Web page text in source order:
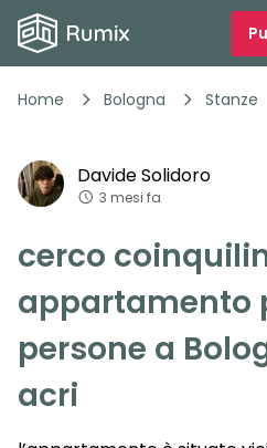
Home Bologna Stanze
1/
DavideSolidoro
3 mesi fa
cerco
appartamento
persone a
acri